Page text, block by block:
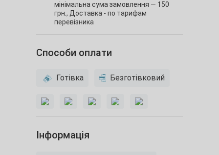
мінімальна сума замовлення — 150
грн., Доставка - по тарифам
перевізника
Способи оплати
Готівка Безготівковий
Інформація